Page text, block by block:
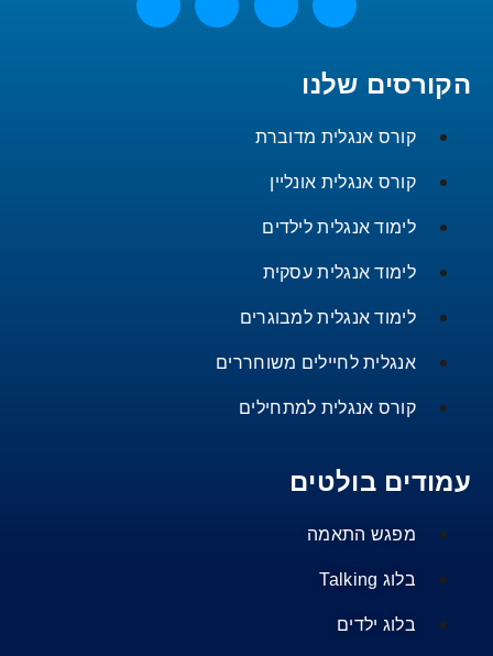
הקורסים שלנו
קורס אנגלית מדוברת
קורס אנגלית אונליין
לימוד אנגלית לילדים
לימוד אנגלית עסקית
לימוד אנגלית למבוגרים
אנגלית לחיילים משוחררים
קורס אנגלית למתחילים
עמודים בולטים
מפגש התאמה
בלוג Talking
בלוג ילדים